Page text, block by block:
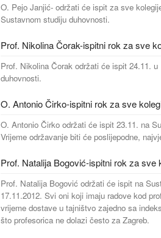
O. Pejo Janjić- održati će ispit za sve
Sustavnom studiju duhovnosti.
Prof. Nikolina Čorak-ispitni rok za sve
Prof. Nikolina Čorak održati će ispit 24.11.
duhovnosti.
O. Antonio Čirko-ispitni rok za sve
O. Antonio Čirko održati će ispit 23.11. na
Vrijeme održavanje biti će poslijepodne,
Prof. Natalija Bogović-ispitni rok za sve
Prof. Natalija Bogović održati će ispit na
17.11.2012. Svi oni koji imaju radove kod
vrijeme dostave u tajništvo zajedno sa
što profesorica ne dolazi često za Zagreb.